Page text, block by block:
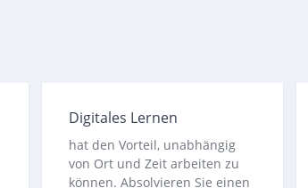
Digitales Lernen
hat den Vorteil, unabhängig
von Ort und Zeit arbeiten zu
können. Absolvieren Sie einen